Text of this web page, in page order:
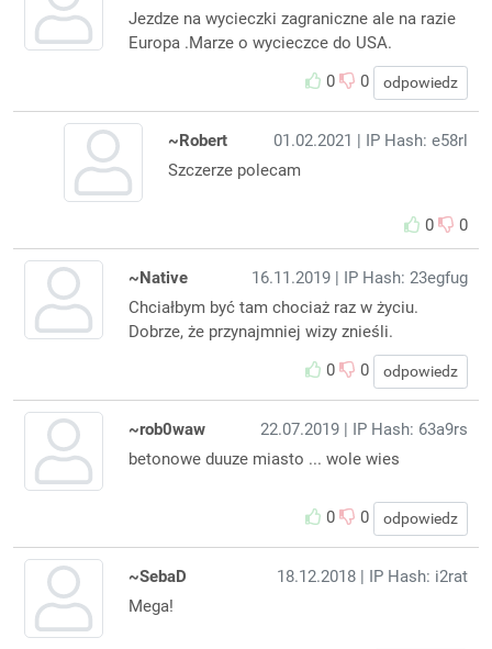
Jezdze na wycieczki zagraniczne ale na razie
Europa .Marze o wycieczce do USA.
0
0 odpowiedz
01.02.2021 | IP Hash: e58rl
~Robert
Szczerze polecam
0 0
16.11.2019 | IP Hash: 23egfug
~Native
Chciałbym być tam chociaż raz w życiu.
Dobrze, że przynajmniej wizy znieśli.
0
0 odpowiedz
22.07.2019 | IP Hash: 63a9rs
~rob0waw
betonowe duuze miasto ... wole wies
0 0 odpowiedz
18.12.2018 | IP Hash: i2rat
~SebaD
Mega!